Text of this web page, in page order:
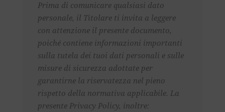
Prima di comunicare qualsiasi dato
personale, il Titolare ti invita a leggere
con attenzione il presente documento,
poiché contiene informazioni importanti
sulla tutela dei tuoi dati personali e sulle
misure di sicurezza adottate per
garantirne la riservatezza nel pieno
rispetto della normativa applicabile. La
presente Privacy Policy, inoltre: